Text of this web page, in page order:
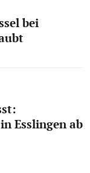
bei
Esslingen ab